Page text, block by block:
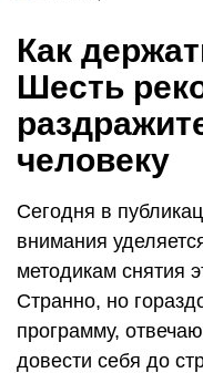
Как
Шесть
человеку
Сегодня в
внимания
методикам снятия
Странно, но
программу,
довести себя до